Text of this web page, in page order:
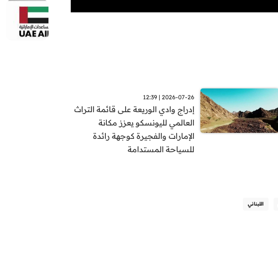
2026-07-26 | 12:39
إدراج وادي الوريعة على قائمة التراث
العالمي لليونسكو يعزز مكانة
الإمارات والفجيرة كوجهة رائدة
للسياحة المستدامة
اللبناني